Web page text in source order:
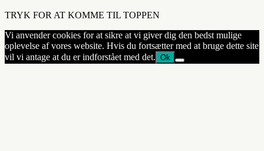
TRYK FOR AT KOMME TIL TOPPEN
Vi anvender cookies for at sikre at vi giver dig den bedst mulige
oplevelse af vores website. Hvis du fortsætter med at bruge dette site
vil vi antage at du er indforstået med det. Ok